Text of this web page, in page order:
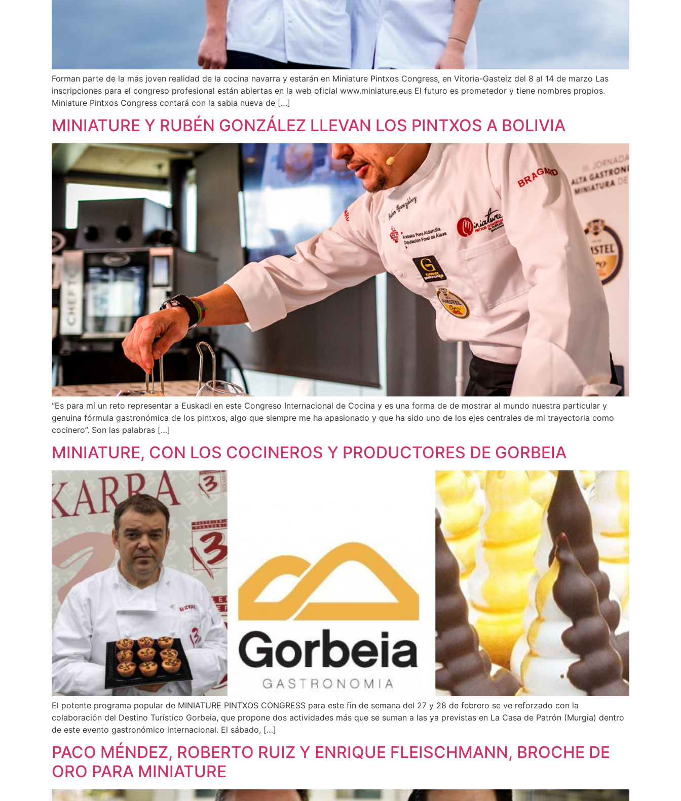
Forman parte de la más joven realidad de la cocina navarra y estarán en Miniature Pintxos Congress, en Vitoria-Gasteiz del 8 al 14 de marzo Las
inscripciones para el congreso profesional están abiertas en la web oficial www.miniature.eus El futuro es prometedor y tiene nombres propios.
Miniature Pintxos Congress contará con la sabia nueva de […]
MINIATURE Y RUBÉN GONZÁLEZ LLEVAN LOS PINTXOS A BOLIVIA
“Es para mí un reto representar a Euskadi en este Congreso Internacional de Cocina y es una forma de de mostrar al mundo nuestra particular y
genuina fórmula gastronómica de los pintxos, algo que siempre me ha apasionado y que ha sido uno de los ejes centrales de mi trayectoria como
cocinero”. Son las palabras […]
MINIATURE, CON LOS COCINEROS Y PRODUCTORES DE GORBEIA
El potente programa popular de MINIATURE PINTXOS CONGRESS para este fin de semana del 27 y 28 de febrero se ve reforzado con la
colaboración del Destino Turístico Gorbeia, que propone dos actividades más que se suman a las ya previstas en La Casa de Patrón (Murgia) dentro
de este evento gastronómico internacional. El sábado, […]
PACO MÉNDEZ, ROBERTO RUIZ Y ENRIQUE FLEISCHMANN, BROCHE DE
ORO PARA MINIATURE